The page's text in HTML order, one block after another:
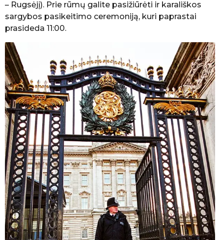
– Rugsėjį). Prie rūmų galite pasižiūrėti ir karališkos
sargybos pasikeitimo ceremoniją, kuri paprastai
prasideda 11:00.